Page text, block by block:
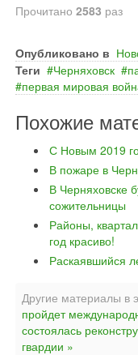
Прочитано 2583 раз
Опубликовано в
Теги
Черняховск
первая мировая
Похожие
С Новым 2019
В пожаре в
В Черняховске
сожительницы
Районы,
год красиво!
Раскаявшийся
Другие материалы в
пройдет
состоялась
гвардии »